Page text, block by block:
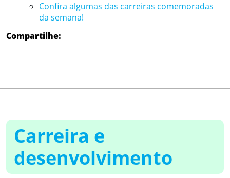
Confira algumas das carreiras comemoradas
da semana!
Compartilhe:
Carreira e
desenvolvimento